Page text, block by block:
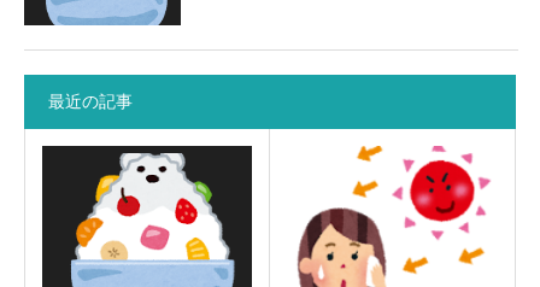
最近の記事